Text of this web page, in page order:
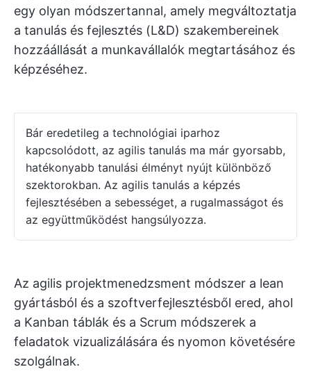
egy olyan módszertannal, amely megváltoztatja
a tanulás és fejlesztés (L&D) szakembereinek
hozzáállását a munkavállalók megtartásához és
képzéséhez.
Bár eredetileg a technológiai iparhoz
kapcsolódott, az agilis tanulás ma már gyorsabb,
hatékonyabb tanulási élményt nyújt különböző
szektorokban. Az agilis tanulás a képzés
fejlesztésében a sebességet, a rugalmasságot és
az együttműködést hangsúlyozza.
Az agilis projektmenedzsment módszer a lean
gyártásból és a szoftverfejlesztésből ered, ahol
a Kanban táblák és a Scrum módszerek a
feladatok vizualizálására és nyomon követésére
szolgálnak.